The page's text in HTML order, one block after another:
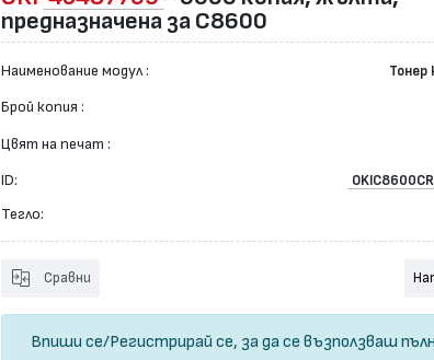
предназначена за C8600
Наименование модул : Тонер
Брой копия :
Цвят на печат :
ID:
Тегло:
Сравни
Впиши се/Регистрирай се, за да се възползваш